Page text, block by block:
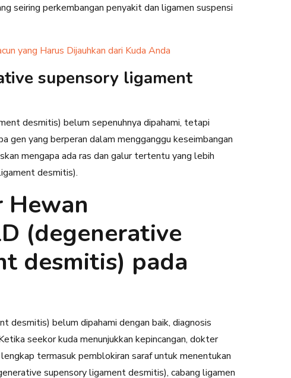
seiring perkembangan penyakit dan ligamen suspensi
yang Harus Dijauhkan dari Kuda Anda
supensory ligament
desmitis) belum sepenuhnya dipahami, tetapi
gen yang berperan dalam mengganggu keseimbangan
mengapa ada ras dan galur tertentu yang lebih
desmitis).
Hewan
(degenerative
desmitis) pada
belum dipahami dengan baik, diagnosis
seekor kuda menunjukkan kepincangan, dokter
termasuk pemblokiran saraf untuk menentukan
supensory ligament desmitis), cabang ligamen